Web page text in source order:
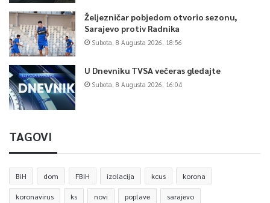
Željezničar pobjedom otvorio sezonu,
Sarajevo protiv Radnika
Subota, 8 Augusta 2026, 18:56
U Dnevniku TVSA večeras gledajte
Subota, 8 Augusta 2026, 16:04
TAGOVI
BiH dom FBiH izolacija kcus korona
koronavirus ks novi poplave sarajevo